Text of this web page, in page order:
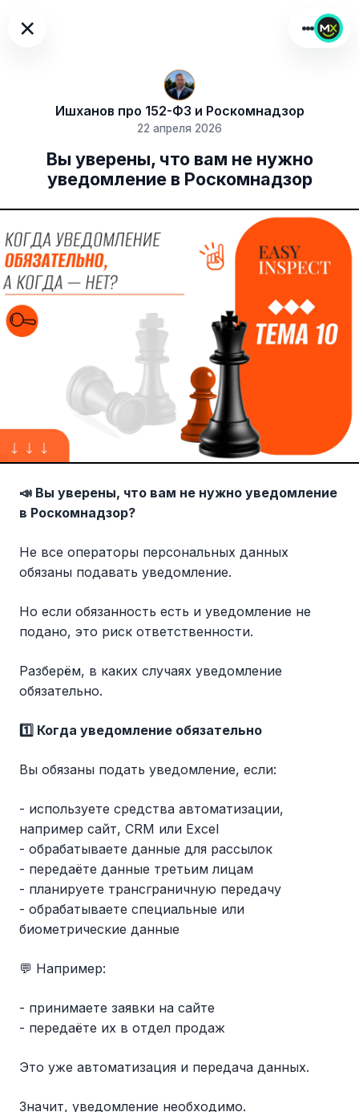
×
Ишханов про 152-ФЗ и Роскомнадзор
22 апреля 2026
Вы уверены, что вам не нужно
уведомление в Роскомнадзор
📣 Вы уверены, что вам не нужно уведомление
в Роскомнадзор?
Не все операторы персональных данных
обязаны подавать уведомление.
Но если обязанность есть и уведомление не
подано, это риск ответственности.
Разберём, в каких случаях уведомление
обязательно.
1️⃣ Когда уведомление обязательно
Вы обязаны подать уведомление, если:
- используете средства автоматизации,
например сайт, CRM или Excel
- обрабатываете данные для рассылок
- передаёте данные третьим лицам
- планируете трансграничную передачу
- обрабатываете специальные или
биометрические данные
💬 Например:
- принимаете заявки на сайте
- передаёте их в отдел продаж
Это уже автоматизация и передача данных.
Значит, уведомление необходимо.